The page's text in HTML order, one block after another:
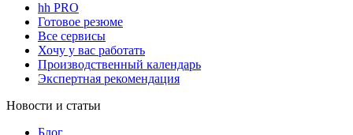
hh PRO
Готовое резюме
Все сервисы
Хочу у вас работать
Производственный календарь
Экспертная рекомендация
Новости и статьи
Блог